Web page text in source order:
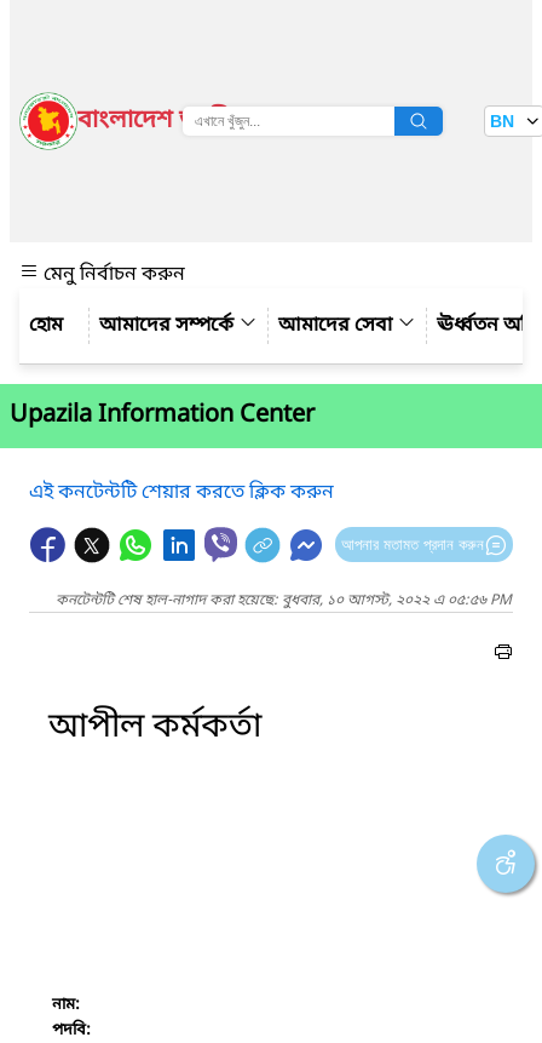
বাংলাদেশ জাতীয় তথ্য বাতায়ন BN
মেনু নির্বাচন করুন
আমাদের সম্পর্কে
আমাদের সেবা ঊর্ধ্বতন
Upazila Information Center
এই কনটেন্টটি শেয়ার করতে ক্লিক করুন
আপনার মতামত প্রদান করুন
কনটেন্টটি শেষ হাল-নাগাদ করা হয়েছে: বুধবার, ১০ আগস্ট, ২০২২ এ ০৫:৫৬ PM
আপীল কর্মকর্তা
নাম:
পদবি: